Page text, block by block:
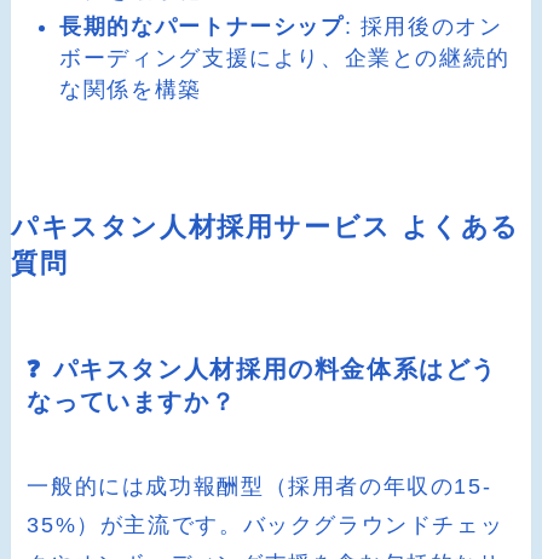
長期的なパートナーシップ: 採用後のオン
ボーディング支援により、企業との継続的
な関係を構築
パキスタン人材採用サービス よくある
質問
❓ パキスタン人材採用の料金体系はどう
なっていますか？
一般的には成功報酬型（採用者の年収の15-
35%）が主流です。バックグラウンドチェッ